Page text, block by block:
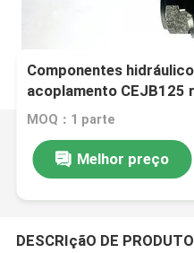
Componentes
acoplamento CEJB125
alta pressão
MOQ：1 parte
Melhor preço
DESCRIçãO DE PRODUTO